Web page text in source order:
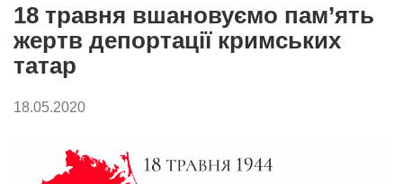
18 травня вшановуємо пам’ять
жертв депортації кримських
татар
18.05.2020